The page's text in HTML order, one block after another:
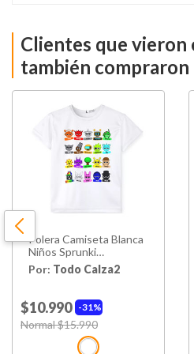
Clientes que
también compraron
Polera Camiseta Blanca
Niños Sprunki
Incredibox Videojuego
Por: Todo Calza2
31%
$10.990
Price reduced from
Normal $15.990